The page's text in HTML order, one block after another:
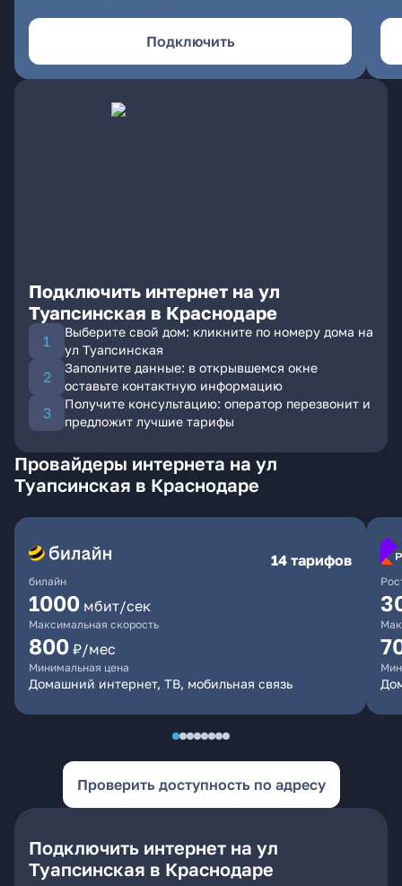
Подключить
Подключить интернет на ул
Туапсинская в Краснодаре
Выберите свой дом: кликните по номеру дома на
ул Туапсинская
Заполните данные: в открывшемся окне
оставьте контактную информацию
Получите консультацию: оператор перезвонит и
предложит лучшие тарифы
Провайдеры интернета на ул
Туапсинская в Краснодаре
билайн
14 тарифов
1000 мбит/сек
Максимальная скорость
800 ₽/мес
Минимальная цена
Домашний интернет, ТВ, мобильная связь
Проверить доступность по адресу
Подключить интернет на ул
Туапсинская в Краснодаре